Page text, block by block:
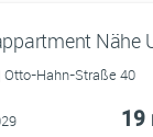
Nähe
Otto-Hahn-Straße 40
19